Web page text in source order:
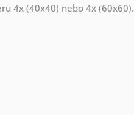
4x (40x40) nebo 4x (60x60).